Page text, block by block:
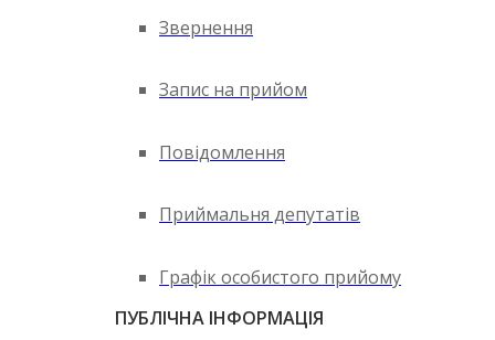
Звернення
Запис на прийом
Повідомлення
Приймальня депутатів
Графік особистого прийому
ПУБЛІЧНА ІНФОРМАЦІЯ